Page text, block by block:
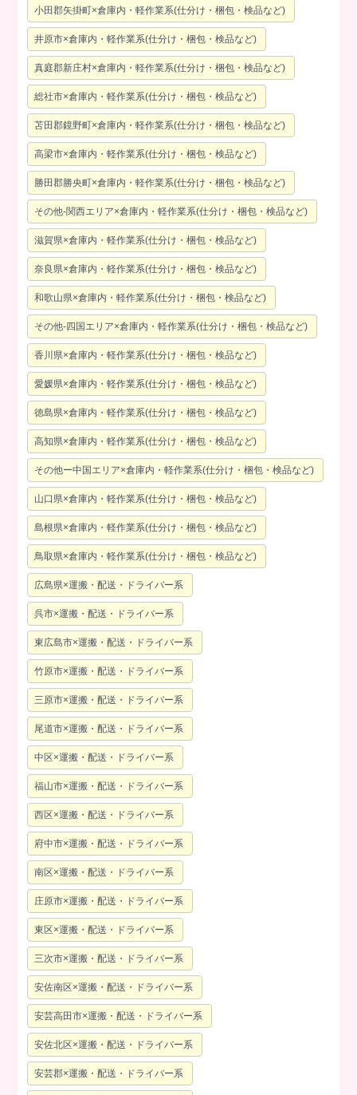
小田郡矢掛町×倉庫内・軽作業系(仕分け・梱包・検品など)
井原市×倉庫内・軽作業系(仕分け・梱包・検品など)
真庭郡新庄村×倉庫内・軽作業系(仕分け・梱包・検品など)
総社市×倉庫内・軽作業系(仕分け・梱包・検品など)
苫田郡鏡野町×倉庫内・軽作業系(仕分け・梱包・検品など)
高梁市×倉庫内・軽作業系(仕分け・梱包・検品など)
勝田郡勝央町×倉庫内・軽作業系(仕分け・梱包・検品など)
その他-関西エリア×倉庫内・軽作業系(仕分け・梱包・検品など)
滋賀県×倉庫内・軽作業系(仕分け・梱包・検品など)
奈良県×倉庫内・軽作業系(仕分け・梱包・検品など)
和歌山県×倉庫内・軽作業系(仕分け・梱包・検品など)
その他-四国エリア×倉庫内・軽作業系(仕分け・梱包・検品など)
香川県×倉庫内・軽作業系(仕分け・梱包・検品など)
愛媛県×倉庫内・軽作業系(仕分け・梱包・検品など)
徳島県×倉庫内・軽作業系(仕分け・梱包・検品など)
高知県×倉庫内・軽作業系(仕分け・梱包・検品など)
その他ー中国エリア×倉庫内・軽作業系(仕分け・梱包・検品など)
山口県×倉庫内・軽作業系(仕分け・梱包・検品など)
島根県×倉庫内・軽作業系(仕分け・梱包・検品など)
鳥取県×倉庫内・軽作業系(仕分け・梱包・検品など)
広島県×運搬・配送・ドライバー系
呉市×運搬・配送・ドライバー系
東広島市×運搬・配送・ドライバー系
竹原市×運搬・配送・ドライバー系
三原市×運搬・配送・ドライバー系
尾道市×運搬・配送・ドライバー系
中区×運搬・配送・ドライバー系
福山市×運搬・配送・ドライバー系
西区×運搬・配送・ドライバー系
府中市×運搬・配送・ドライバー系
南区×運搬・配送・ドライバー系
庄原市×運搬・配送・ドライバー系
東区×運搬・配送・ドライバー系
三次市×運搬・配送・ドライバー系
安佐南区×運搬・配送・ドライバー系
安芸高田市×運搬・配送・ドライバー系
安佐北区×運搬・配送・ドライバー系
安芸郡×運搬・配送・ドライバー系